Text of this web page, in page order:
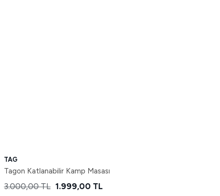
TAG
Tagon Katlanabilir Kamp Masası
3.000,00 TL 1.999,00 TL